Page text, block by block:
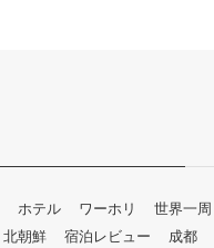
ホテル ワーホリ 世界一周
北朝鮮 宿泊レビュー 成都